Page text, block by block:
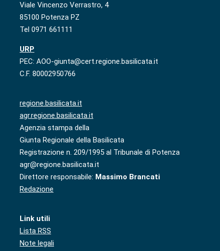
Viale Vincenzo Verrastro, 4
85100 Potenza PZ
Tel 0971 661111
URP
PEC: AOO-giunta@cert.regione.basilicata.it
C.F. 80002950766
regione.basilicata.it
agr.regione.basilicata.it
Agenzia stampa della
Giunta Regionale della Basilicata
Registrazione n. 209/1995 al Tribunale di Potenza
agr@regione.basilicata.it
Direttore responsabile: Massimo Brancati
Redazione
Link utili
Lista RSS
Note legali